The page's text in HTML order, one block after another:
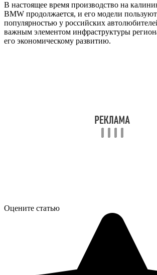
В настоящее время производство на
BMW продолжается, и его модели
популярностью у российских
важным элементом инфраструктуры
его экономическому развитию.
Оцените статью